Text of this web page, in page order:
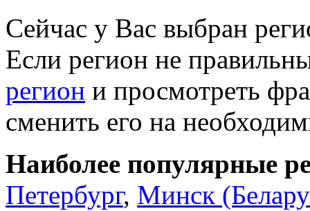
Сейчас у Вас выбран
Если регион не
регион и просмотреть
сменить его на
Наиболее популярные
Петербург, Минск